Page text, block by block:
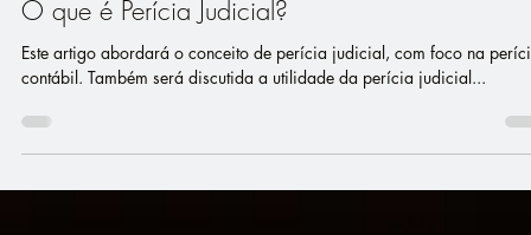
Malton Wolff Juhasz
O que é Perícia Judicial?
Este artigo abordará o conceito de perícia judicial, com foco na
contábil. Também será discutida a utilidade da perícia judicial...